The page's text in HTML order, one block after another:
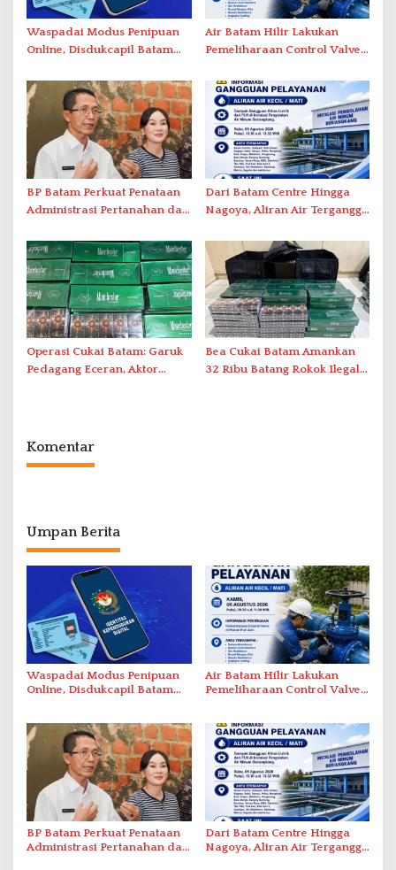
Waspadai Modus Penipuan
Online, Disdukcapil Batam
Tatap Muka
Air Batam Hilir Lakukan
Pemeliharaan Control Valve,
BP Batam Perkuat Penataan
Administrasi Pertanahan dan
Dari Batam Centre Hingga
Nagoya, Aliran Air Terganggu
Duriangkang
Operasi Cukai Batam: Garuk
Pedagang Eceran, Aktor
Bea Cukai Batam Amankan
32 Ribu Batang Rokok Ilegal
Komentar
Umpan Berita
Waspadai Modus Penipuan
Online, Disdukcapil Batam
Air Batam Hilir Lakukan
Pemeliharaan Control Valve,
BP Batam Perkuat Penataan
Administrasi Pertanahan dan
Dari Batam Centre Hingga
Nagoya, Aliran Air Terganggu